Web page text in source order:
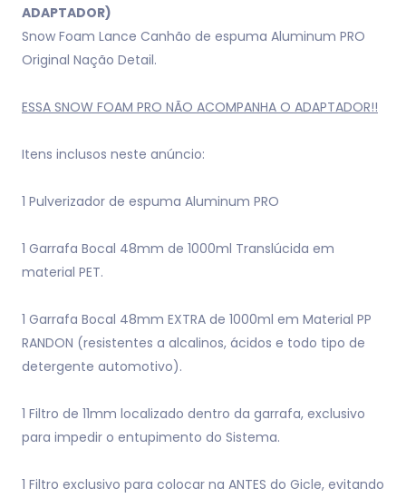
ADAPTADOR)
Snow Foam Lance Canhão de espuma Aluminum PRO
Original Nação Detail.
ESSA SNOW FOAM PRO NÃO ACOMPANHA O ADAPTADOR!!
Itens inclusos neste anúncio:
1 Pulverizador de espuma Aluminum PRO
1 Garrafa Bocal 48mm de 1000ml Translúcida em
material PET.
1 Garrafa Bocal 48mm EXTRA de 1000ml em Material PP
RANDON (resistentes a alcalinos, ácidos e todo tipo de
detergente automotivo).
1 Filtro de 11mm localizado dentro da garrafa, exclusivo
para impedir o entupimento do Sistema.
1 Filtro exclusivo para colocar na ANTES do Gicle, evitando